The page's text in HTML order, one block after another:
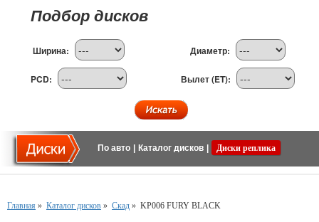
Подбор дисков
Ширина: Диаметр:
PCD: Вылет (ET):
По авто Каталог дисков Диски реплика
Главная » Каталог дисков » Скад » KP006 FURY BLACK